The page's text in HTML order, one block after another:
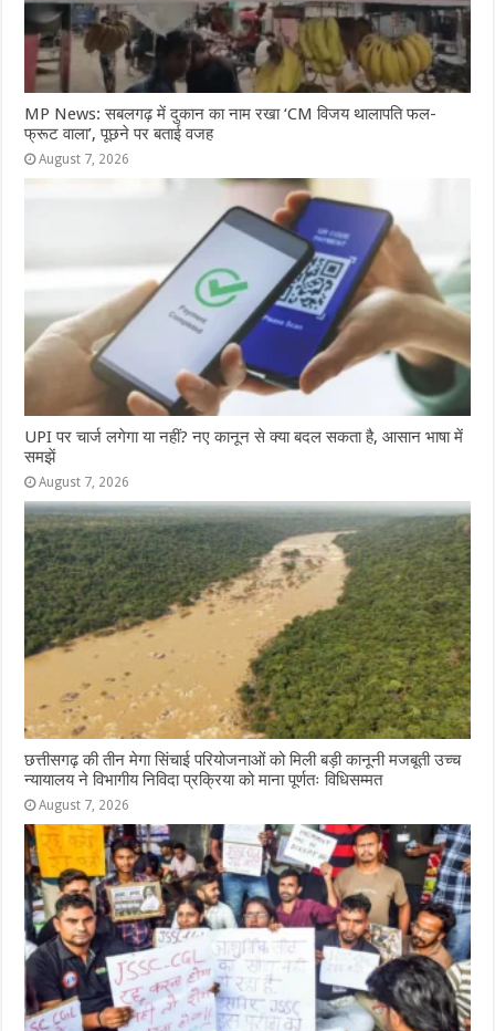
MP News: सबलगढ़ में दुकान का नाम रखा ‘CM विजय थालापति फल-
फ्रूट वाला’, पूछने पर बताई वजह
August 7, 2026
UPI पर चार्ज लगेगा या नहीं? नए कानून से क्या बदल सकता है, आसान भाषा में
समझें
August 7, 2026
छत्तीसगढ़ की तीन मेगा सिंचाई परियोजनाओं को मिली बड़ी कानूनी मजबूती उच्च
न्यायालय ने विभागीय निविदा प्रक्रिया को माना पूर्णतः विधिसम्मत
August 7, 2026